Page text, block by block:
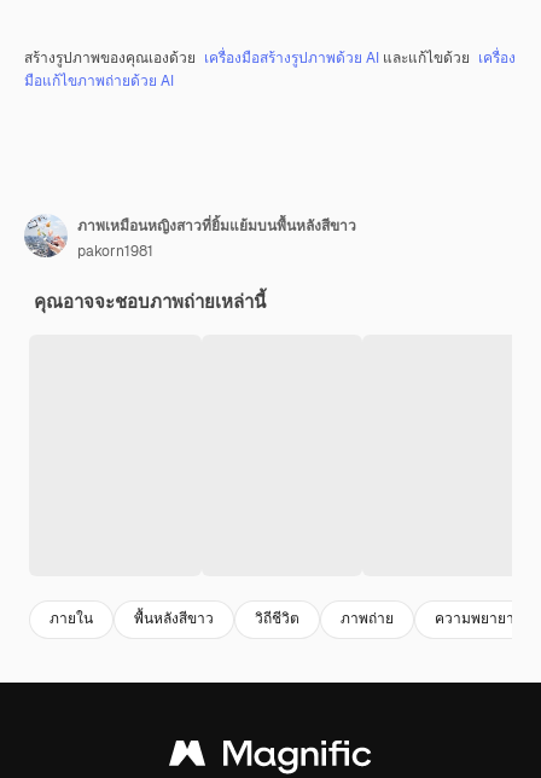
สร้างรูปภาพของคุณเองด้วย เครื่องมือสร้างรูปภาพด้วย AI และแก้ไขด้วย เครื่อง
มือแก้ไขภาพถ่ายด้วย AI
ภาพเหมือนหญิงสาวที่ยิ้มแย้มบนพื้นหลังสีขาว
pakorn1981
คุณอาจจะชอบภาพถ่ายเหล่านี้
ภายใน พื้นหลังสีขาว วิถีชีวิต ภาพถ่าย ความพยายาม